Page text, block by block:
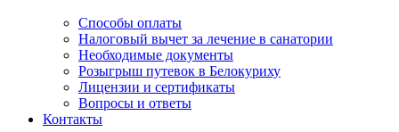
Способы оплаты
Налоговый вычет за лечение в санатории
Необходимые документы
Розыгрыш путевок в Белокуриху
Лицензии и сертификаты
Вопросы и ответы
Контакты